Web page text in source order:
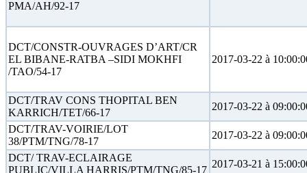
PMA/AH/92-17
DCT/CONSTR-OUVRAGES D’ART/CR
EL BIBANE-RATBA –SIDI MOKHFI
/TAO/54-17
2017-03-22 à
DCT/TRAV CONS THOPITAL BEN
KARRICH/TET/66-17
2017-03-22 à
DCT/TRAV-VOIRIE/LOT
38/PTM/TNG/78-17
2017-03-22 à
DCT/ TRAV-ECLAIRAGE
PUBLIC/VILLA HARRIS/PTM/TNG/85-17
2017-03-21 à